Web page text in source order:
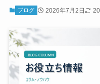
ブログ 2026年7月2日